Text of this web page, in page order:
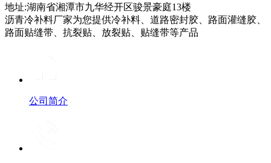
地址:湖南省湘潭市九华经开区骏景豪庭13楼
沥青冷补料厂家为您提供冷补料、道路密封胶、路面灌缝胶、
路面贴缝带、抗裂贴、放裂贴、贴缝带等产品
公司简介